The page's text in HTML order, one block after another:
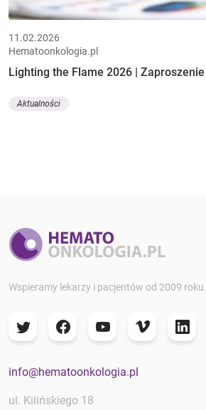
11.02.2026
Hematoonkologia.pl
Lighting the Flame 2026 | Zaproszenie
Aktualności
Wspieramy lekarzy i pacjentów od 2009 roku.
info@hematoonkologia.pl
ul. Kilińskiego 18